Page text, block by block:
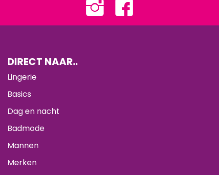
DIRECT NAAR..
Lingerie
Basics
Dag en nacht
Badmode
Mannen
Merken